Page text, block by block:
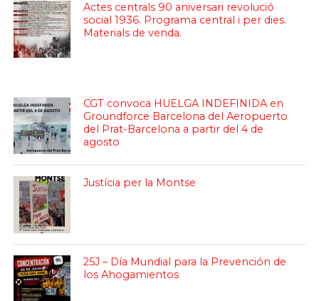
Actes centrals 90 aniversari revolució
social 1936. Programa central i per dies.
Materials de venda.
CGT convoca HUELGA INDEFINIDA en
Groundforce Barcelona del Aeropuerto
del Prat-Barcelona a partir del 4 de
agosto
Justícia per la Montse
25J – Día Mundial para la Prevención de
los Ahogamientos